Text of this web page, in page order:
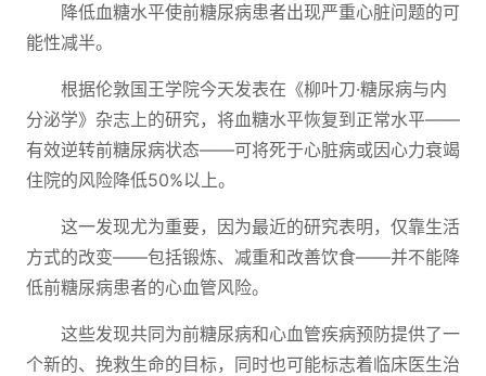
降低血糖水平使前糖尿病患者出现严重心脏问题的可
能性减半。
根据伦敦国王学院今天发表在《柳叶刀·糖尿病与内
分泌学》杂志上的研究，将血糖水平恢复到正常水平——
有效逆转前糖尿病状态——可将死于心脏病或因心力衰竭
住院的风险降低50%以上。
这一发现尤为重要，因为最近的研究表明，仅靠生活
方式的改变——包括锻炼、减重和改善饮食——并不能降
低前糖尿病患者的心血管风险。
这些发现共同为前糖尿病和心血管疾病预防提供了一
个新的、挽救生命的目标，同时也可能标志着临床医生治